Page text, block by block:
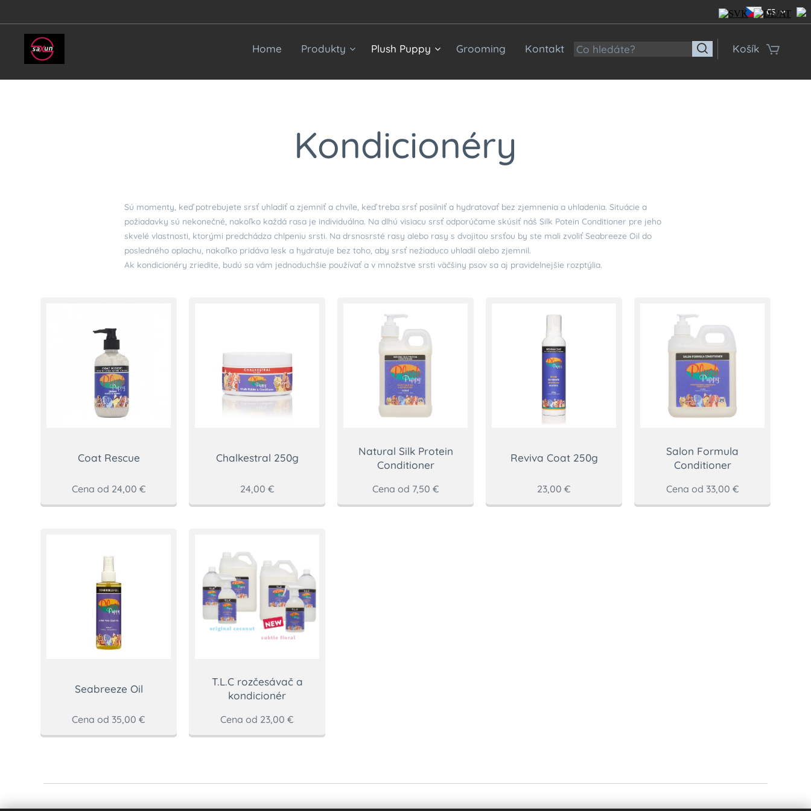
CS
Home Produkty Plush Puppy Grooming Kontakt Košík
Kondicionéry
Sú momenty, keď potrebujete srsť uhladiť a zjemniť a chvíle, keď treba srsť posilniť a hydratovať bez zjemnenia a uhladenia. Situácie a
požiadavky sú nekonečné, nakoľko každá rasa je individuálna. Na dlhú visiacu srsť odporúčame skúsiť náš Silk Potein Conditioner pre jeho
skvelé vlastnosti, ktorými predchádza chlpeniu srsti. Na drsnosrsté rasy alebo rasy s dvojitou srsťou by ste mali zvoliť Seabreeze Oil do
posledného oplachu, nakoľko pridáva lesk a hydratuje bez toho, aby srsť nežiaduco uhladil alebo zjemnil.
Ak kondicionéry zriedite, budú sa vám jednoduchšie používať a v množstve srsti väčšiny psov sa aj pravidelnejšie rozptýlia.
Coat Rescue
Cena od 24,00 €
Chalkestral 250g
24,00 €
Natural Silk Protein
Conditioner
Cena od 7,50 €
Reviva Coat 250g
23,00 €
Salon Formula
Conditioner
Cena od 33,00 €
Seabreeze Oil
Cena od 35,00 €
T.L.C rozčesávač a
kondicionér
Cena od 23,00 €